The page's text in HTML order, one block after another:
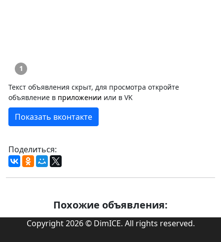
1
Текст объявления скрыт, для просмотра откройте
объявление в приложении или в VK
Показать вконтакте
Поделиться:
Похожие объявления:
Copyright 2026 © DimICE. All rights reserved.